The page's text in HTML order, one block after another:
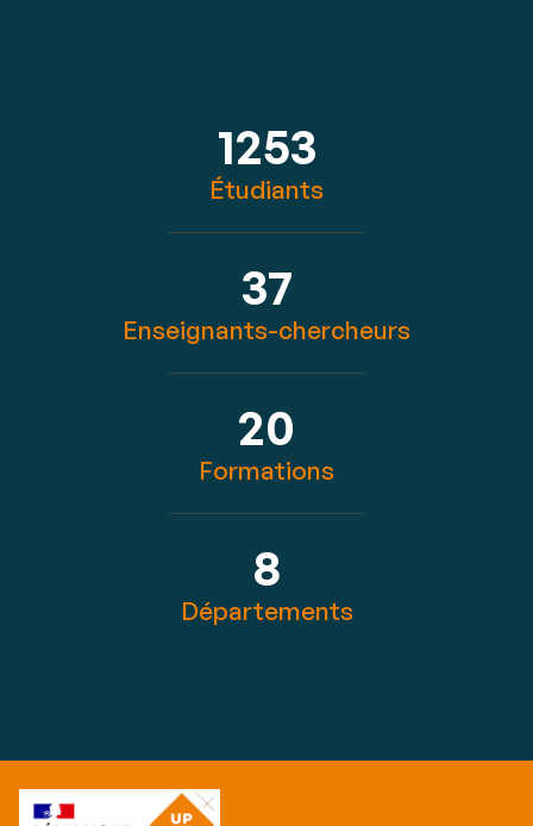
1253
Étudiants
37
Enseignants-chercheurs
20
Formations
8
Départements